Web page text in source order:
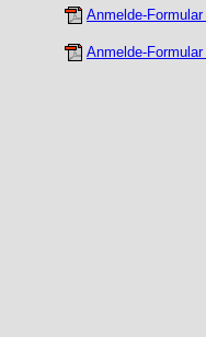
Anmelde-
Anmelde-